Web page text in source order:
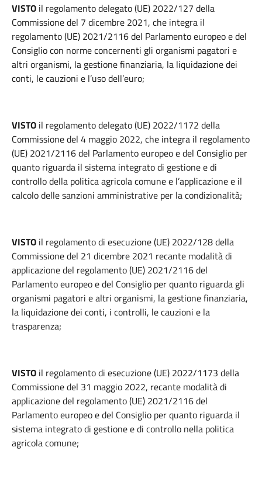
VISTO il regolamento delegato (UE) 2022/127 della
Commissione del 7 dicembre 2021, che integra il
regolamento (UE) 2021/2116 del Parlamento europeo e del
Consiglio con norme concernenti gli organismi pagatori e
altri organismi, la gestione finanziaria, la liquidazione dei
conti, le cauzioni e l’uso dell’euro;
VISTO il regolamento delegato (UE) 2022/1172 della
Commissione del 4 maggio 2022, che integra il regolamento
(UE) 2021/2116 del Parlamento europeo e del Consiglio per
quanto riguarda il sistema integrato di gestione e di
controllo della politica agricola comune e l’applicazione e il
calcolo delle sanzioni amministrative per la condizionalità;
VISTO il regolamento di esecuzione (UE) 2022/128 della
Commissione del 21 dicembre 2021 recante modalità di
applicazione del regolamento (UE) 2021/2116 del
Parlamento europeo e del Consiglio per quanto riguarda gli
organismi pagatori e altri organismi, la gestione finanziaria,
la liquidazione dei conti, i controlli, le cauzioni e la
trasparenza;
VISTO il regolamento di esecuzione (UE) 2022/1173 della
Commissione del 31 maggio 2022, recante modalità di
applicazione del regolamento (UE) 2021/2116 del
Parlamento europeo e del Consiglio per quanto riguarda il
sistema integrato di gestione e di controllo nella politica
agricola comune;